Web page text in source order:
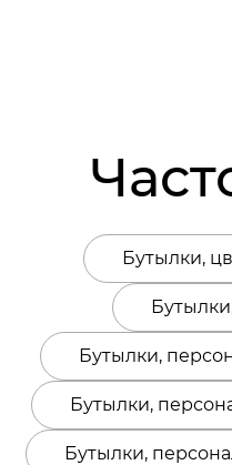
Бутылки,
Бутылки,
Бутылки,
Бутылки,